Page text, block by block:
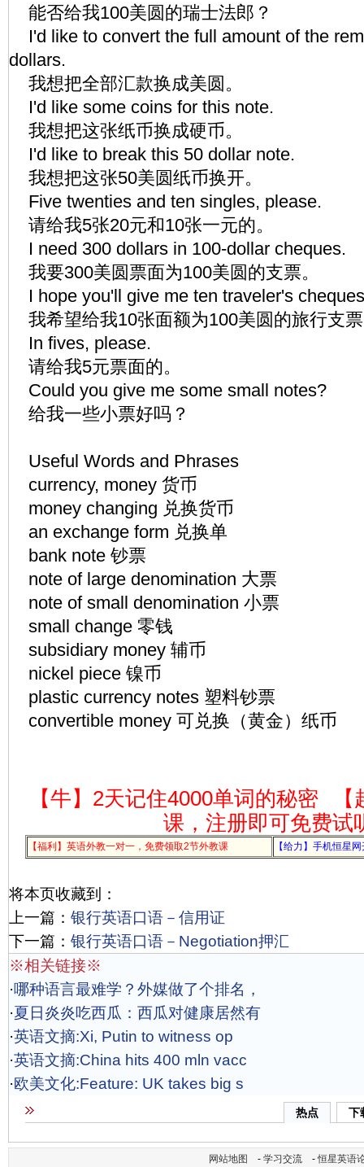
能否给我100美圆的瑞士法郎？
I'd like to convert the full amount of the
dollars.
我想把全部汇款换成美圆。
I'd like some coins for this note.
我想把这张纸币换成硬币。
I'd like to break this 50 dollar note.
我想把这张50美圆纸币换开。
Five twenties and ten singles, please.
请给我5张20元和10张一元的。
I need 300 dollars in 100-dollar cheques.
我要300美圆票面为100美圆的支票。
I hope you'll give me ten traveler's
我希望给我10张面额为100美圆的旅行支
In fives, please.
请给我5元票面的。
Could you give me some small notes?
给我一些小票好吗？
Useful Words and Phrases
currency, money 货币
money changing 兑换货币
an exchange form 兑换单
bank note 钞票
note of large denomination 大票
note of small denomination 小票
small change 零钱
subsidiary money 辅币
nickel piece 镍币
plastic currency notes 塑料钞票
convertible money 可兑换（黄金）纸币
【牛】2天记住4000单词的秘密
课，注册即可免费试
【福利】英语外教一对一，免费领取2节外教课 【给力】手机恒星
将本页收藏到：
上一篇： 银行英语口语－信用证
下一篇： 银行英语口语－Negotiation押汇
※相关链接※
·哪种语言最难学？外媒做了个排名，
·夏日炎炎吃西瓜：西瓜对健康居然有
·英语文摘:Xi, Putin to witness op
·英语文摘:China hits 400 mln vacc
·欧美文化:Feature: UK takes big s
热点 下
网站地图 - 学习交流 -恒星英语